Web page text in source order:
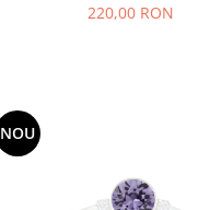
220,00 RON
NOU